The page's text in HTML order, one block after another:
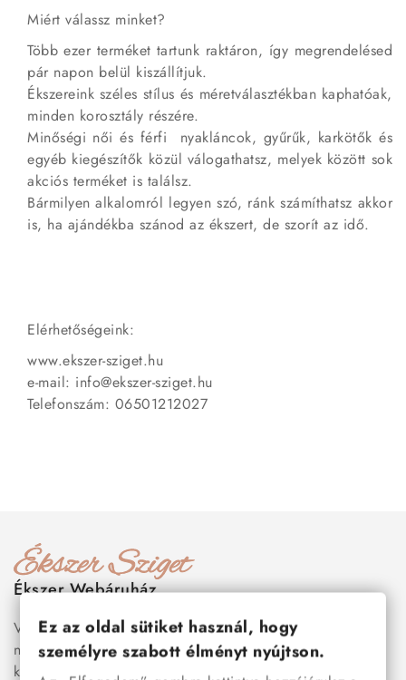
Miért válassz minket?
Több ezer terméket tartunk raktáron, így megrendelésed
pár napon belül kiszállítjuk.
Ékszereink széles stílus és méretválasztékban kaphatóak,
minden korosztály részére.
Minőségi női és férfi nyakláncok, gyűrűk, karkötők és
egyéb kiegészítők közül válogathatsz, melyek között sok
akciós terméket is találsz.
Bármilyen alkalomról legyen szó, ránk számíthatsz akkor
is, ha ajándékba szánod az ékszert, de szorít az idő.
Elérhetőségeink:
www.ekszer-sziget.hu
e-mail: info@ekszer-sziget.hu
Telefonszám: 06501212027
Ékszer Webáruház
Válogass több száz prémium minőségű, stílusos és tartós
nemesacél ékszer és orvosi fém ékszer közül, amelyek
között megtalálhatók a legnépszerűbb darabok is:
Ez az oldal sütiket használ, hogy
személyre szabott élményt nyújtson.